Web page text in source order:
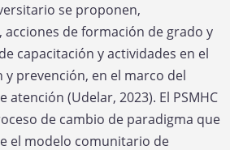
se proponen,
de formación de grado y
capacitación y actividades en el
prevención, en el marco del
atención (Udelar, 2023). El PSMHC
de cambio de paradigma que
el modelo comunitario de